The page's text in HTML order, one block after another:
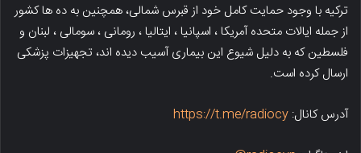
ترکیه با وجود حمایت کامل خود از قبرس شمالی، همچنین به ده ها کشور
از جمله ایالات متحده آمریکا ، اسپانیا ، ایتالیا ، رومانی ، سومالی ، لبنان و
فلسطین که به دلیل شیوع این بیماری آسیب دیده اند، تجهیزات پزشکی
ارسال کرده است.
آدرس کانال: https://t.me/radiocy